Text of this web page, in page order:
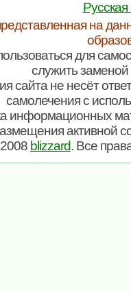
на
для
служить заменой
сайта не несёт
самолечения с
информационных
активной
blizzard. Все